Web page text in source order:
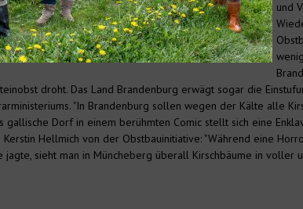
und
droht. Das Land Brandenburg erwägt sogar die
"In Brandenburg sollen wegen der Kälte alle
gallische Dorf in einem berühmten Comic stellt sich eine
Hellmich von der Obstbauinitiative: "Während eine
sieht man in Müncheberg überall Kirschbäume in voller